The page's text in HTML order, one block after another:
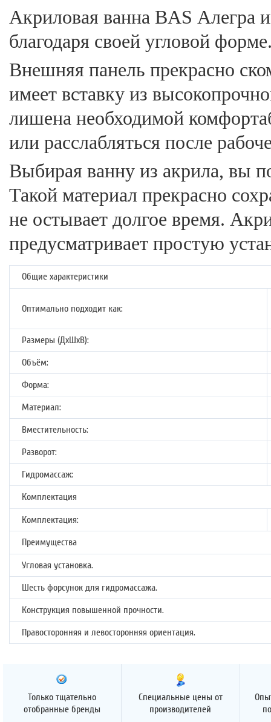
Акриловая ванна BAS Алегра
благодаря своей угловой
Внешняя панель прекрасно
имеет вставку из
лишена необходимой
или расслабляться после
Выбирая ванну из акрила, вы
Такой материал прекрасно
не остывает долгое время.
предусматривает простую
Общие характеристики
Оптимально подходит как:
Размеры (ДхШхВ):
Объём:
Форма:
Материал:
Вместительность:
Разворот:
Гидромассаж:
Комплектация
Комплектация:
Преимущества
Угловая установка.
Шесть форсунок для гидромассажа.
Конструкция повышенной прочности.
Правосторонняя и левосторонняя ориентация.
Только тщательно
отобранные бренды
Специальные цены от
производителей